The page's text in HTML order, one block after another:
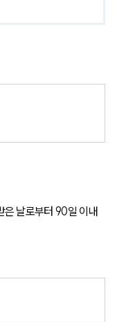
은 날로부터 90일 이내